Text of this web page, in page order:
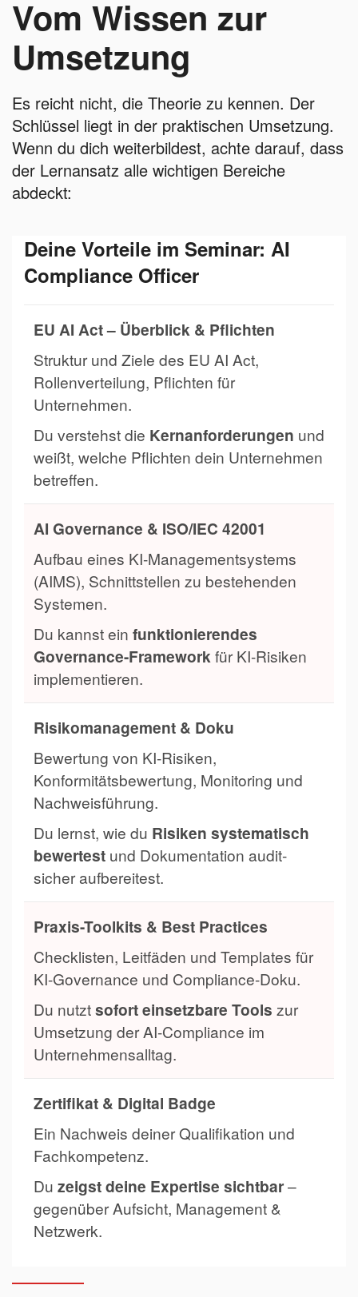
Vom Wissen zur
Umsetzung
Es reicht nicht, die Theorie zu kennen. Der
Schlüssel liegt in der praktischen Umsetzung.
Wenn du dich weiterbildest, achte darauf, dass
der Lernansatz alle wichtigen Bereiche
abdeckt:
Deine Vorteile im Seminar: AI
Compliance Officer
EU AI Act – Überblick & Pflichten
Struktur und Ziele des EU AI Act,
Rollenverteilung, Pflichten für
Unternehmen.
Du verstehst die Kernanforderungen und
weißt, welche Pflichten dein Unternehmen
betreffen.
AI Governance & ISO/IEC 42001
Aufbau eines KI-Managementsystems
(AIMS), Schnittstellen zu bestehenden
Systemen.
Du kannst ein funktionierendes
Governance-Frameworkfür KI-Risiken
implementieren.
Risikomanagement & Doku
Bewertung von KI-Risiken,
Konformitätsbewertung, Monitoring und
Nachweisführung.
Du lernst, wie du Risiken systematisch
bewertest und Dokumentation audit-
sicher aufbereitest.
Praxis-Toolkits & Best Practices
Checklisten, Leitfäden und Templates für
KI-Governance und Compliance-Doku.
Du nutztsofort einsetzbare Tools zur
Umsetzung der AI-Compliance im
Unternehmensalltag.
Zertifikat & Digital Badge
Ein Nachweis deiner Qualifikation und
Fachkompetenz.
Du zeigst deine Expertise sichtbar–
gegenüber Aufsicht, Management &
Netzwerk.